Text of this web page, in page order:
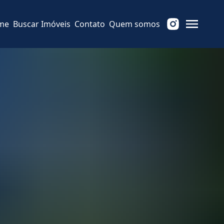
Buscar Imóveis Contato Quem somos